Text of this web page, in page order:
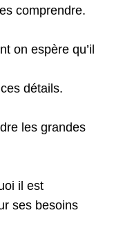
comprendre.
on espère qu’il
détails.
les grandes
il est
ses besoins